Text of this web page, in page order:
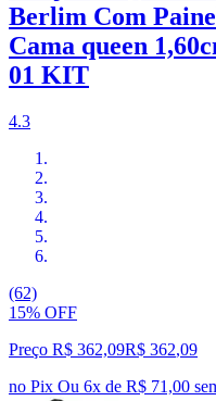
Berlim Com
Cama queen
01 KIT
4.3
(62)
15% OFF
Preço R$ 362,09R$ 362,09
no Pix Ou 6x de R$ 71,00